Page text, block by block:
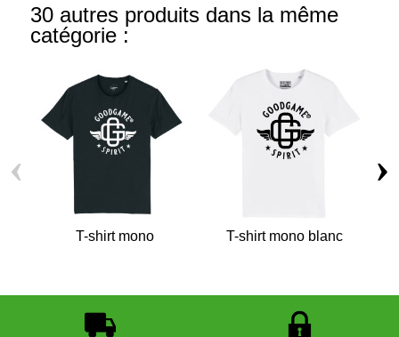
30 autres produits dans la même
catégorie :
T-shirt mono T-shirt mono blanc
‹ ›